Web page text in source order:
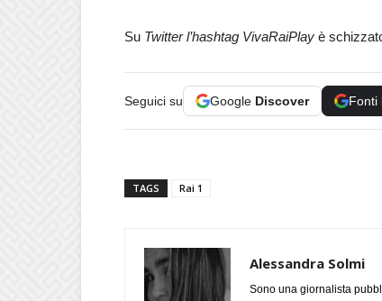
Su Twitter l’hashtag VivaRaiPlay è
Seguici su Google Discover Fonti
TAGS Rai 1
Alessandra Solmi
Sono una giornalista